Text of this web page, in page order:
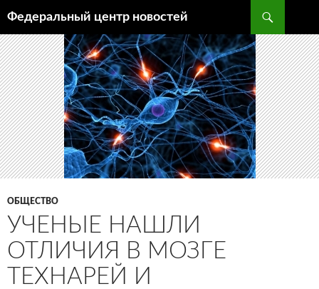
Федеральный центр новостей
К
СОДЕРЖИМОМУ
ОБЩЕСТВО
УЧЕНЫЕ НАШЛИ
ОТЛИЧИЯ В МОЗГЕ
ТЕХНАРЕЙ И